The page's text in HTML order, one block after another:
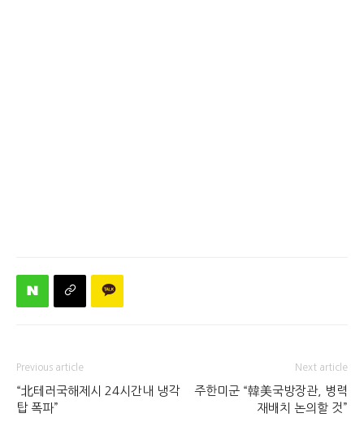
Previous article
“北테러국해제시 24시간내 냉각
탑 폭파”
Next article
주한미군 “韓美국방장관, 병력
재배치 논의할 것”